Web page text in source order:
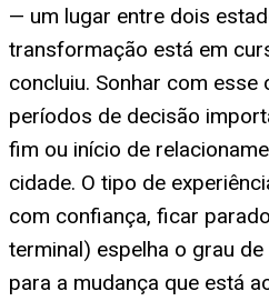
— um lugar entre dois
transformação está em
concluiu. Sonhar com esse
períodos de decisão
fim ou início de
cidade. O tipo de
com confiança, ficar
terminal) espelha o grau
para a mudança que está